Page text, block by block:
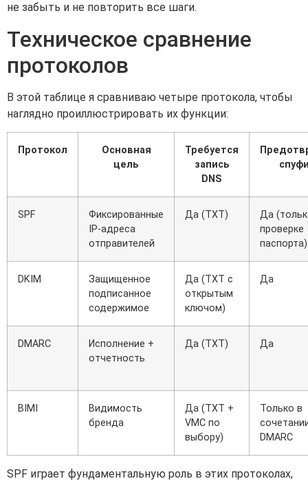
не забыть и не повторить все шаги.
Техническое сравнение
протоколов
В этой таблице я сравниваю четыре протокола, чтобы
наглядно проиллюстрировать их функции:
Протокол
Основная
цель
Требуется
запись
DNS
SPF
Фиксированные
IP-адреса
отправителей
Да (TXT)
Да
проверке
паспорта)
DKIM
Защищенное
подписанное
содержимое
Да (TXT с
открытым
ключом)
Да
DMARC
Исполнение +
отчетность
Да (TXT) Да
BIMI
Видимость
бренда
Да (TXT +
VMC по
выбору)
Только в
DMARC
SPF играет фундаментальную роль в этих протоколах,